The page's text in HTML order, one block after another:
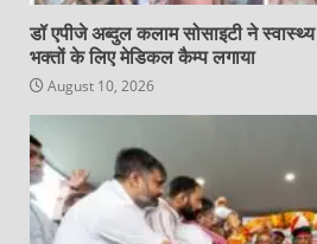
डॉ एपीजे अब्दुल कलाम सोसाइटी ने
भक्तों के लिए मेडिकल कैम्प लगाया
August 10, 2026